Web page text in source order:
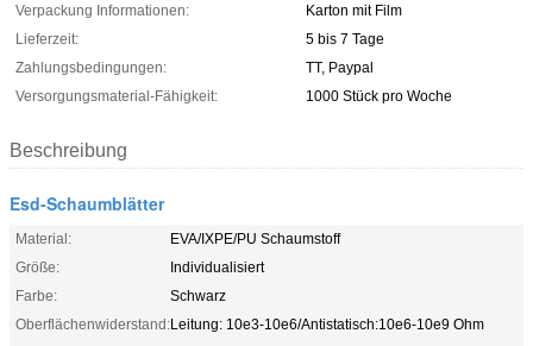
Verpackung Informationen:
Karton mit Film
Lieferzeit:
5 bis 7 Tage
Zahlungsbedingungen:
TT, Paypal
Versorgungsmaterial-Fähigkeit:
1000 Stück pro Woche
Beschreibung
Esd-Schaumblätter
Material:
EVA/IXPE/PU Schaumstoff
Größe:
Individualisiert
Farbe:
Schwarz
Oberflächenwiderstand:Leitung: 10e3-10e6/Antistatisch:10e6-10e9 Ohm